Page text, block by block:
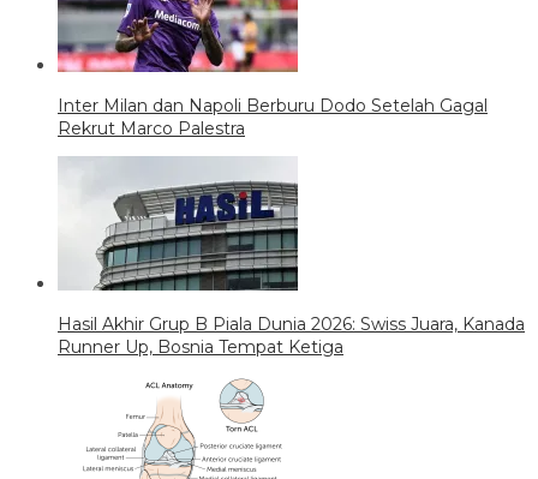
Inter Milan dan Napoli Berburu Dodo Setelah Gagal
Rekrut Marco Palestra
Hasil Akhir Grup B Piala Dunia 2026: Swiss Juara, Kanada
Runner Up, Bosnia Tempat Ketiga